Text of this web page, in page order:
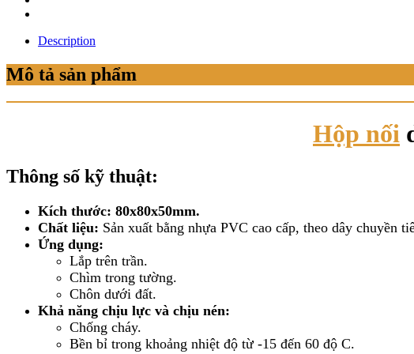
Description
Mô tả sản phẩm
Hộp nối
Thông số kỹ thuật:
Kích thước: 80x80x50mm.
Chất liệu: Sản xuất bằng nhựa PVC cao cấp, theo dây chuyền
Ứng dụng:
Lắp trên trần.
Chìm trong tường.
Chôn dưới đất.
Khả năng chịu lực và chịu nén:
Chống cháy.
Bền bỉ trong khoảng nhiệt độ từ -15 đến 60 độ C.